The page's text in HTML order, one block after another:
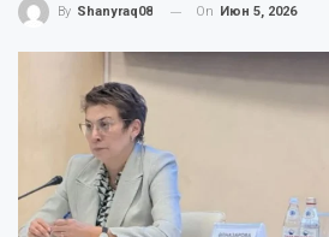
By Shanyraq08 On Июн 5, 2026